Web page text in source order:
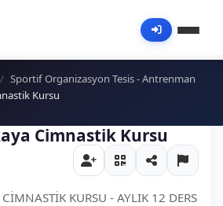
Sportif Organizasyon Tesis - Antrenman
Kursu
Cimnastik Kursu
KURSU - AYLIK 12 DERS